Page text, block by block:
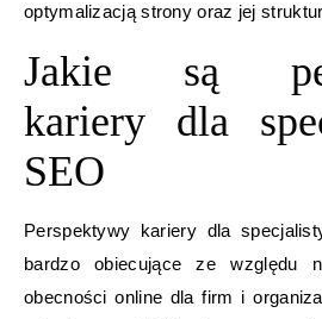
optymalizacją strony oraz jej
Jakie są
kariery dla
SEO
Perspektywy kariery dla
bardzo obiecujące ze względu
obecności online dla firm i